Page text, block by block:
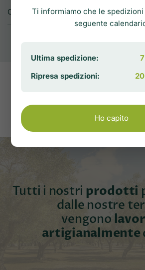
Ti informiamo che le
seguente
Ultima spedizione:
Ripresa spedizioni:
Ho capito
CONDIZIONI DI VENDITA
Tutti i nostri prodotti
dalle nostre
vengono
artigianalmente